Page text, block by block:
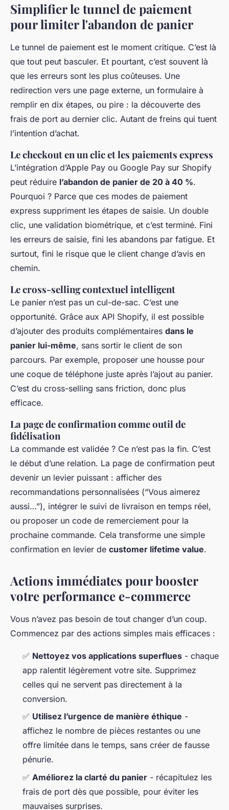
Simplifier le tunnel de paiement
pour limiter l'abandon de panier
Le tunnel de paiement est le moment critique. C’est là
que tout peut basculer. Et pourtant, c’est souvent là
que les erreurs sont les plus coûteuses. Une
redirection vers une page externe, un formulaire à
remplir en dix étapes, ou pire : la découverte des
frais de port au dernier clic. Autant de freins qui tuent
l’intention d’achat.
Le checkout en un clic et les paiements express
L’intégration d’Apple Pay ou Google Pay sur Shopify
peut réduire l’abandon de panier de 20 à 40 %.
Pourquoi ? Parce que ces modes de paiement
express suppriment les étapes de saisie. Un double
clic, une validation biométrique, et c’est terminé. Fini
les erreurs de saisie, fini les abandons par fatigue. Et
surtout, fini le risque que le client change d’avis en
chemin.
Le cross-selling contextuel intelligent
Le panier n’est pas un cul-de-sac. C’est une
opportunité. Grâce aux API Shopify, il est possible
d’ajouter des produits complémentaires dans le
panier lui-même, sans sortir le client de son
parcours. Par exemple, proposer une housse pour
une coque de téléphone juste après l’ajout au panier.
C’est du cross-selling sans friction, donc plus
efficace.
La page de confirmation comme outil de
fidélisation
La commande est validée ? Ce n’est pas la fin. C’est
le début d’une relation. La page de confirmation peut
devenir un levier puissant : afficher des
recommandations personnalisées (“Vous aimerez
aussi…”), intégrer le suivi de livraison en temps réel,
ou proposer un code de remerciement pour la
prochaine commande. Cela transforme une simple
confirmation en levier de customer lifetime value.
Actions immédiates pour booster
votre performance e-commerce
Vous n’avez pas besoin de tout changer d’un coup.
Commencez par des actions simples mais efficaces :
✅ Nettoyez vos applications superflues - chaque
app ralentit légèrement votre site. Supprimez
celles qui ne servent pas directement à la
conversion.
✅ Utilisez l’urgence de manière éthique -
affichez le nombre de pièces restantes ou une
offre limitée dans le temps, sans créer de fausse
pénurie.
✅ Améliorez la clarté du panier - récapitulez les
frais de port dès que possible, pour éviter les
mauvaises surprises.